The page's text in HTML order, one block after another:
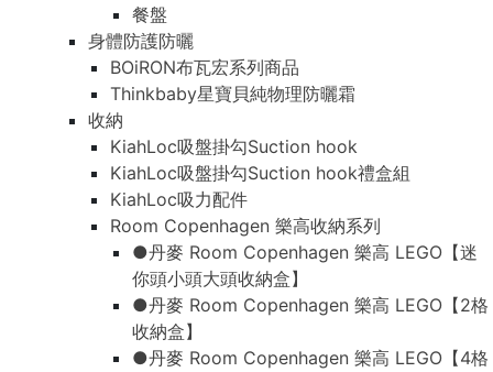
餐盤
身體防護防曬
BOiRON布瓦宏系列商品
Thinkbaby星寶貝純物理防曬霜
收納
KiahLoc吸盤掛勾Suction hook
KiahLoc吸盤掛勾Suction hook禮盒組
KiahLoc吸力配件
Room Copenhagen 樂高收納系列
●丹麥 Room Copenhagen 樂高 LEGO【迷
你頭小頭大頭收納盒】
●丹麥 Room Copenhagen 樂高 LEGO【2格
收納盒】
●丹麥 Room Copenhagen 樂高 LEGO【4格